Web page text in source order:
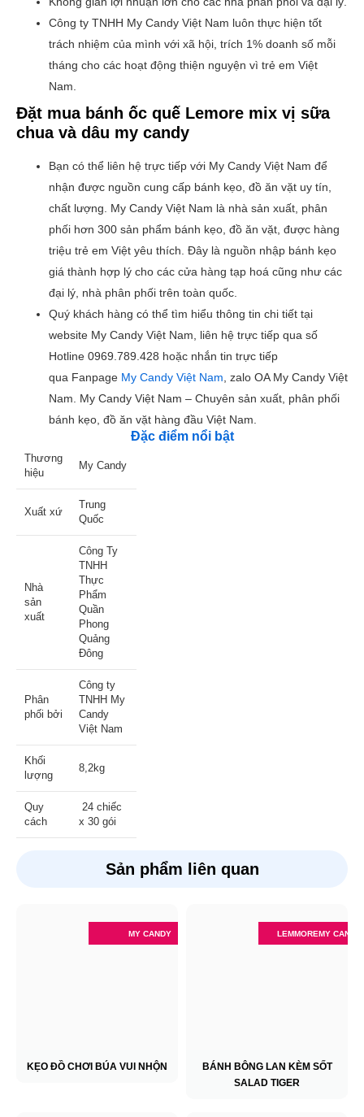
Công ty TNHH My Candy Việt Nam luôn thực hiện tốt
trách nhiệm của mình với xã hội, trích 1% doanh số mỗi
tháng cho các hoạt động thiện nguyện vì trẻ em Việt
Nam.
Đặt mua bánh ốc quế Lemore mix vị sữa
chua và dâu my candy
Bạn có thể liên hệ trực tiếp với My Candy Việt Nam để
nhận được nguồn cung cấp bánh kẹo, đồ ăn vặt uy tín,
chất lượng. My Candy Việt Nam là nhà sản xuất, phân
phối hơn 300 sản phẩm bánh kẹo, đồ ăn vặt, được hàng
triệu trẻ em Việt yêu thích. Đây là nguồn nhập bánh kẹo
giá thành hợp lý cho các cửa hàng tạp hoá cũng như các
đại lý, nhà phân phối trên toàn quốc.
Quý khách hàng có thể tìm hiểu thông tin chi tiết tại
website My Candy Việt Nam, liên hệ trực tiếp qua số
Hotline 0969.789.428 hoặc nhắn tin trực tiếp
qua Fanpage My Candy Việt Nam , zalo OA My Candy Việt
Nam. My Candy Việt Nam – Chuyên sản xuất, phân phối
bánh kẹo, đồ ăn vặt hàng đầu Việt Nam.
Đặc điểm nổi bật
Thương
hiệu
My Candy
Xuất xứ
Trung
Quốc
Nhà
sản
xuất
Công Ty
TNHH
Thực
Phẩm
Quần
Phong
Quảng
Đông
Phân
phối bởi
Công ty
TNHH My
Candy
Việt Nam
Khối
lượng
8,2kg
Quy
cách
24 chiếc
x 30 gói
Sản phẩm liên quan
MY CANDY
KẸO ĐỒ CHƠI BÚA VUI NHỘN
LEMMOREMY CANDY
BÁNH BÔNG LAN KÈM SỐT
SALAD TIGER